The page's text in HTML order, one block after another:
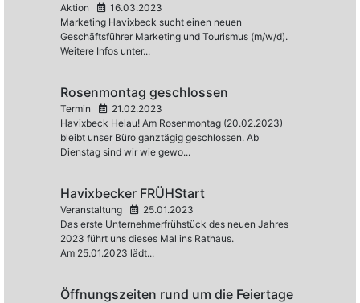
Aktion
16.03.2023
Marketing Havixbeck sucht einen neuen
Geschäftsführer Marketing und Tourismus (m/w/d).
Weitere Infos unter...
Rosenmontag geschlossen
Termin
21.02.2023
Havixbeck Helau! Am Rosenmontag (20.02.2023)
bleibt unser Büro ganztägig geschlossen. Ab
Dienstag sind wir wie gewo...
Havixbecker FRÜHStart
Veranstaltung
25.01.2023
Das erste Unternehmerfrühstück des neuen Jahres
2023 führt uns dieses Mal ins Rathaus.
Am 25.01.2023 lädt...
Öffnungszeiten rund um die Feiertage